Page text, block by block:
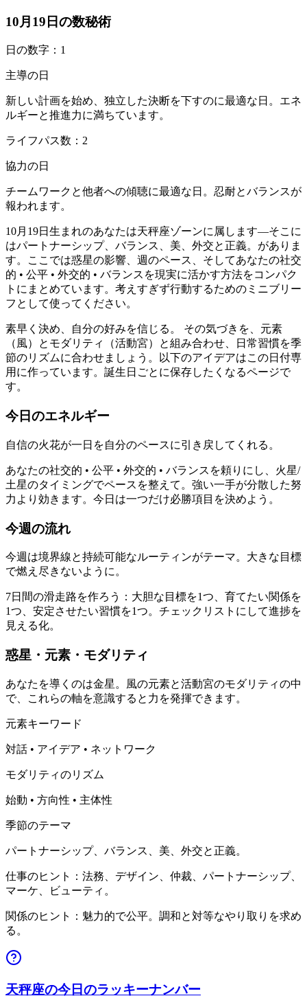
10月19日の数秘術
日の数字：1
主導の日
新しい計画を始め、独立した決断を下すのに最適な日。エネ
ルギーと推進力に満ちています。
ライフパス数：2
協力の日
チームワークと他者への傾聴に最適な日。忍耐とバランスが
報われます。
10月19日生まれのあなたは天秤座ゾーンに属します—そこに
はパートナーシップ、バランス、美、外交と正義。がありま
す。ここでは惑星の影響、週のペース、そしてあなたの社交
的 • 公平 • 外交的 • バランスを現実に活かす方法をコンパク
トにまとめています。考えすぎず行動するためのミニブリー
フとして使ってください。
素早く決め、自分の好みを信じる。 その気づきを、元素
（風）とモダリティ（活動宮）と組み合わせ、日常習慣を季
節のリズムに合わせましょう。以下のアイデアはこの日付専
用に作っています。誕生日ごとに保存したくなるページで
す。
今日のエネルギー
自信の火花が一日を自分のペースに引き戻してくれる。
あなたの社交的 • 公平 • 外交的 • バランスを頼りにし、火星/
土星のタイミングでペースを整えて。強い一手が分散した努
力より効きます。今日は一つだけ必勝項目を決めよう。
今週の流れ
今週は境界線と持続可能なルーティンがテーマ。大きな目標
で燃え尽きないように。
7日間の滑走路を作ろう：大胆な目標を1つ、育てたい関係を
1つ、安定させたい習慣を1つ。チェックリストにして進捗を
見える化。
惑星・元素・モダリティ
あなたを導くのは金星。風の元素と活動宮のモダリティの中
で、これらの軸を意識すると力を発揮できます。
元素キーワード
対話 • アイデア • ネットワーク
モダリティのリズム
始動 • 方向性 • 主体性
季節のテーマ
パートナーシップ、バランス、美、外交と正義。
仕事のヒント：法務、デザイン、仲裁、パートナーシップ、
マーケ、ビューティ。
関係のヒント：魅力的で公平。調和と対等なやり取りを求め
る。
天秤座の今日のラッキーナンバー